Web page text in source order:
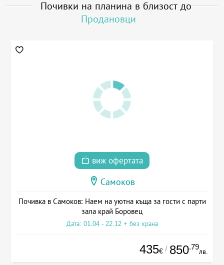
Почивки на планина в близост до
Продановци
виж офертата
Самоков
Почивка в Самоков: Наем на уютна къща за гости с парти
зала край Боровец
Дата: 01.04 - 22.12 + без храна
435€ / 850.79
лв.